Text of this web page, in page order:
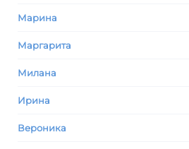
Марина
Маргарита
Милана
Ирина
Вероника